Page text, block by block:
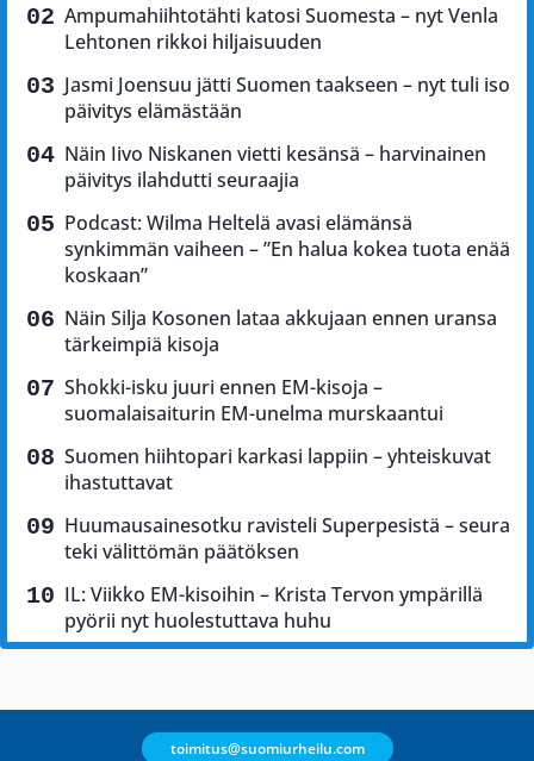
Ampumahiihtotähti katosi Suomesta – nyt Venla
Lehtonen rikkoi hiljaisuuden
Jasmi Joensuu jätti Suomen taakseen – nyt tuli iso
päivitys elämästään
Näin Iivo Niskanen vietti kesänsä – harvinainen
päivitys ilahdutti seuraajia
Podcast: Wilma Heltelä avasi elämänsä
synkimmän vaiheen – ”En halua kokea tuota enää
koskaan”
Näin Silja Kosonen lataa akkujaan ennen uransa
tärkeimpiä kisoja
Shokki-isku juuri ennen EM-kisoja –
suomalaisaiturin EM-unelma murskaantui
Suomen hiihtopari karkasi lappiin – yhteiskuvat
ihastuttavat
Huumausainesotku ravisteli Superpesistä – seura
teki välittömän päätöksen
IL: Viikko EM-kisoihin – Krista Tervon ympärillä
pyörii nyt huolestuttava huhu
toimitus@suomiurheilu.com